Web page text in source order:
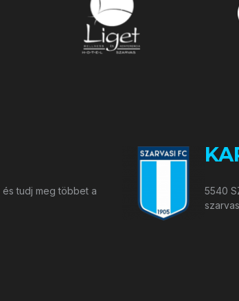
és tudj meg többet a
5540